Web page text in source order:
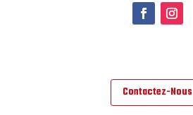
Contactez-Nous